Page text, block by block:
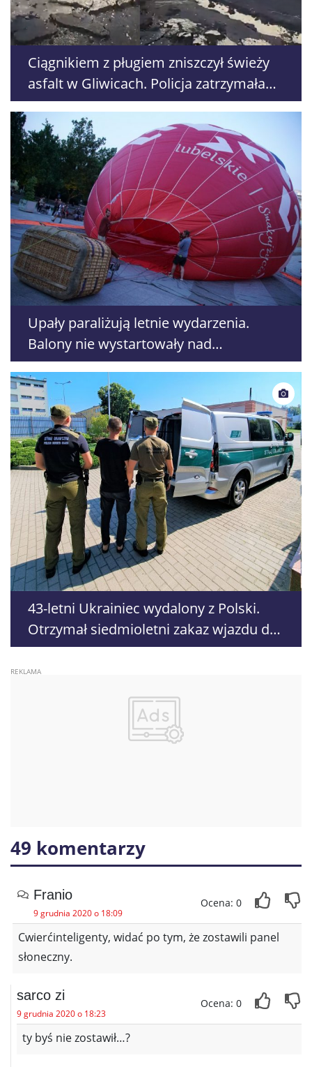
Ciągnikiem z pługiem zniszczył świeży
asfalt w Gliwicach. Policja zatrzymała
60-latka
Upały paraliżują letnie wydarzenia.
Balony nie wystartowały nad
Nałęczowem, odwoływane są treningi i
warsztaty
43-letni Ukrainiec wydalony z Polski.
Otrzymał siedmioletni zakaz wjazdu do
strefy Schengen
49 komentarzy
Franio
9 grudnia 2020 o 18:09
Ocena: 0
Cwierćinteligenty, widać po tym, że zostawili panel
słoneczny.
sarco zi
9 grudnia 2020 o 18:23
Ocena: 0
ty byś nie zostawił…?